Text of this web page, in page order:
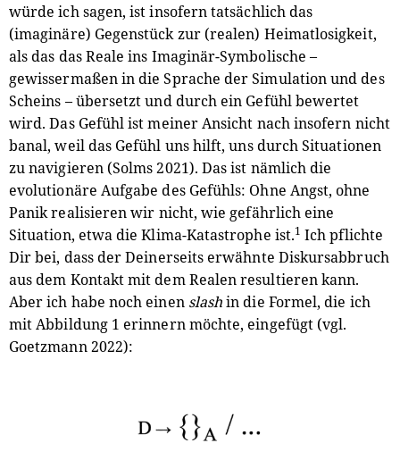
würde ich sagen, ist insofern tatsächlich das
(imaginäre) Gegenstück zur (realen) Heimatlosigkeit,
als das das Reale ins Imaginär-Symbolische –
gewissermaßen in die Sprache der Simulation und des
Scheins – übersetzt und durch ein Gefühl bewertet
wird. Das Gefühl ist meiner Ansicht nach insofern nicht
banal, weil das Gefühl uns hilft, uns durch Situationen
zu navigieren (Solms 2021). Das ist nämlich die
evolutionäre Aufgabe des Gefühls: Ohne Angst, ohne
Panik realisieren wir nicht, wie gefährlich eine
Situation, etwa die Klima-Katastrophe ist.1 Ich pflichte
Dir bei, dass der Deinerseits erwähnte Diskursabbruch
aus dem Kontakt mit dem Realen resultieren kann.
Aber ich habe noch einen slashin die Formel, die ich
mit Abbildung 1 erinnern möchte, eingefügt (vgl.
Goetzmann 2022):